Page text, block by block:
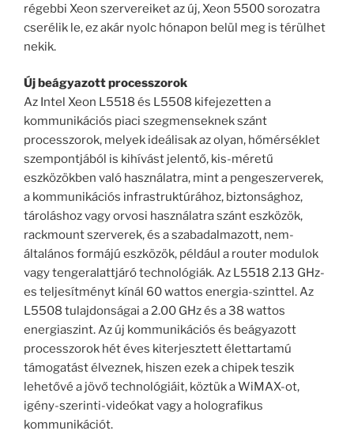
régebbi Xeon szervereiket az új, Xeon 5500 sorozatra
cserélik le, ez akár nyolc hónapon belül meg is térülhet
nekik.
Új beágyazott processzorok
Az Intel Xeon L5518 és L5508 kifejezetten a
kommunikációs piaci szegmenseknek szánt
processzorok, melyek ideálisak az olyan, hőmérséklet
szempontjából is kihívást jelentő, kis-méretű
eszközökben való használatra, mint a pengeszerverek,
a kommunikációs infrastruktúrához, biztonsághoz,
tároláshoz vagy orvosi használatra szánt eszközök,
rackmount szerverek, és a szabadalmazott, nem-
általános formájú eszközök, például a router modulok
vagy tengeralattjáró technológiák. Az L5518 2.13 GHz-
es teljesítményt kínál 60 wattos energia-szinttel. Az
L5508 tulajdonságai a 2.00 GHz és a 38 wattos
energiaszint. Az új kommunikációs és beágyazott
processzorok hét éves kiterjesztett élettartamú
támogatást élveznek, hiszen ezek a chipek teszik
lehetővé a jövő technológiáit, köztük a WiMAX-ot,
igény-szerinti-videókat vagy a holografikus
kommunikációt.